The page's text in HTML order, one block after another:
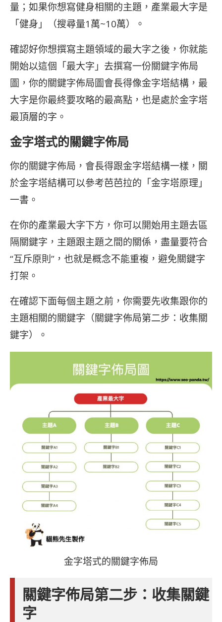
量；如果你想寫健身相關的主題，產業最大字是
「健身」（搜尋量1萬~10萬）。
確認好你想撰寫主題領域的最大字之後，你就能
開始以這個「最大字」去撰寫一份關鍵字佈局
圖，你的關鍵字佈局圖會長得像金字塔結構，最
大字是你最終要攻略的最高點，也是處於金字塔
最頂層的字。
金字塔式的關鍵字佈局
你的關鍵字佈局，會長得跟金字塔結構一樣，關
於金字塔結構可以參考芭芭拉的「金字塔原理」
一書。
在你的產業最大字下方，你可以開始用主題去區
隔關鍵字，主題跟主題之間的關係，盡量要符合
“互斥原則”，也就是概念不能重複，避免關鍵字
打架。
在確認下面每個主題之前，你需要先收集跟你的
主題相關的關鍵字（關鍵字佈局第二步：收集關
鍵字）。
金字塔式的關鍵字佈局
關鍵字佈局第二步：收集關鍵
字